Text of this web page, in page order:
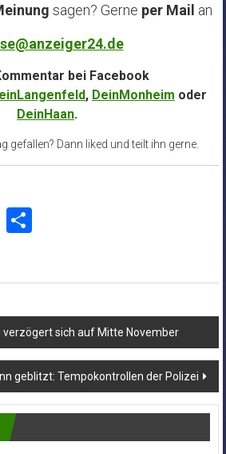
sagen? Gerne per Mail an
bei Facebook
, DeinMonheim oder
DeinHaan.
gefallen? Dann liked und teilt ihn gerne.
EmailTeilen
verzögert sich auf Mitte November
geblitzt: Tempokontrollen der Polizei